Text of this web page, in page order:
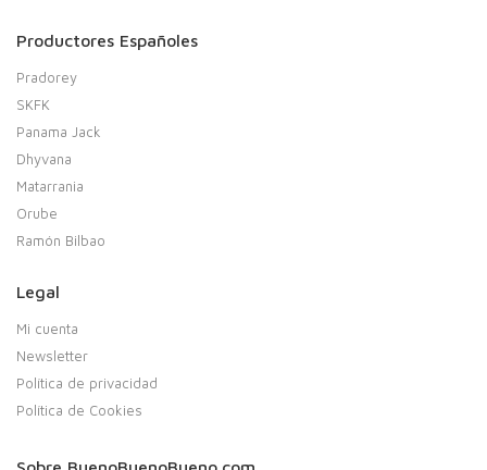
Productores Españoles
Pradorey
SKFK
Panama Jack
Dhyvana
Matarrania
Orube
Ramón Bilbao
Legal
Mi cuenta
Newsletter
Política de privacidad
Política de Cookies